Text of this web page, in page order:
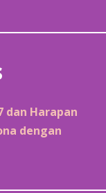
dan Harapan
dengan